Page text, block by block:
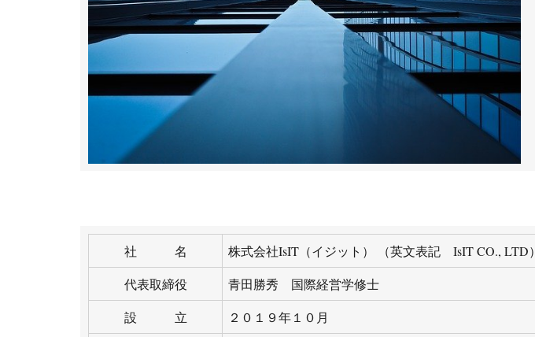
社 名
株式会社IsIT（イジット） （英文表記 IsIT CO., LTD）
代表取締役
青田勝秀 国際経営学修士
設 立
２０１９年１０月